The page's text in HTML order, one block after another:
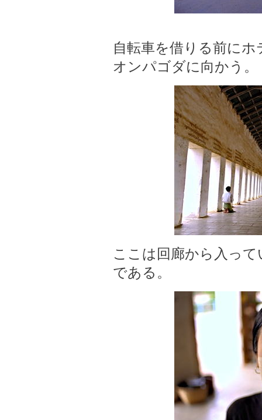
自転車を借りる前に
オンパゴダに向かう。
ここは回廊から入っ
である。